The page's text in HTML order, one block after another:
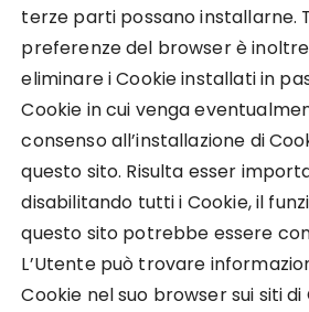
terze parti possano installarne.
preferenze del browser è
eliminare i Cookie installati in
Cookie in cui venga
consenso all’installazione di
questo sito. Risulta esser
disabilitando tutti i Cookie, il
questo sito potrebbe essere
L’Utente può trovare
Cookie nel suo browser sui siti